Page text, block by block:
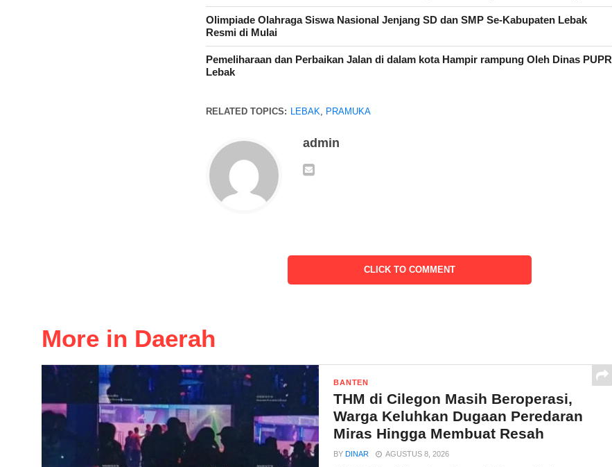
Olimpiade Olahraga Siswa Nasional Jenjang SD dan SMP Se-Kabupaten Lebak
Resmi di Mulai
Pemeliharaan dan Perbaikan Jalan di dalam kota Hampir rampung Oleh Dinas PUPR
Lebak
RELATED TOPICS: LEBAK, PRAMUKA
admin
CLICK TO COMMENT
More in Daerah
BANTEN
THM di Cilegon Masih Beroperasi,
Warga Keluhkan Dugaan Peredaran
Miras Hingga Membuat Resah
BYDINAR AGUSTUS 8, 2026